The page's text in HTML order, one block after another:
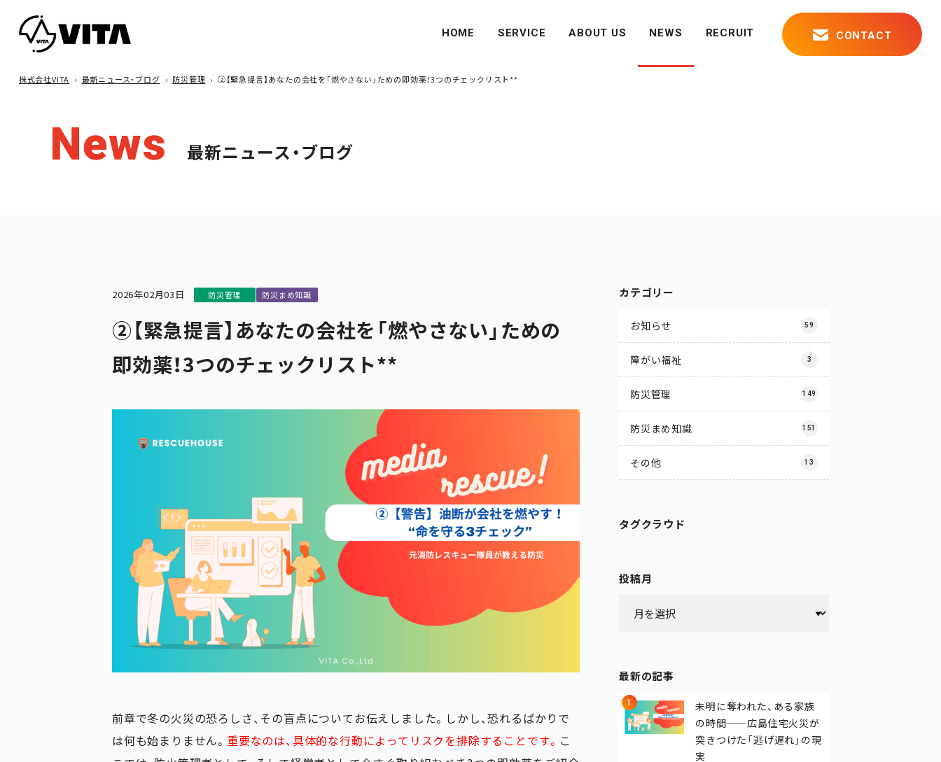
CONTACT
HOME SERVICE
障がい福祉事業
ABOUT US NEWS RECRUIT
株式会社VITA › 最新ニュース・ブログ › 防災管理 › ②【緊急提言】あなたの会社を「燃やさない」ための即効薬！3つのチェックリスト**
News 最新ニュース・ブログ
2026年02月03日 防災管理 防災まめ知識
②【緊急提言】あなたの会社を「燃やさない」ための
即効薬！3つのチェックリスト**
前章で冬の火災の恐ろしさ、その盲点についてお伝えしました。しかし、恐れるばかりで
は何も始まりません。 重要なのは、具体的な行動によってリスクを排除することです。 こ
カテゴリー
お知らせ 59
障がい福祉 3
防災管理 149
防災まめ知識 151
その他 13
タグクラウド
投稿月
最新の記事
未明に奪われた、ある家族
の時間──広島住宅火災が
突きつけた「逃げ遅れ」の現
実